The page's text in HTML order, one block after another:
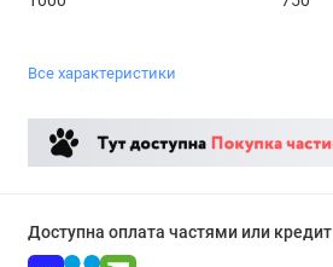
Все характеристики
Доступна оплата частями или кредит